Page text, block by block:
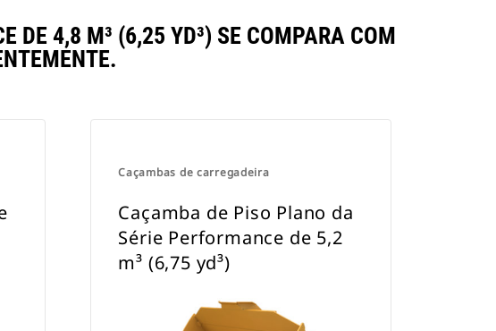
DE 4,8 M³ (6,25 YD³) SE COMPARA COM
Caçambas de carregadeira
Caçamba de Piso Plano da
Série Performance de 5,2
m³ (6,75 yd³)